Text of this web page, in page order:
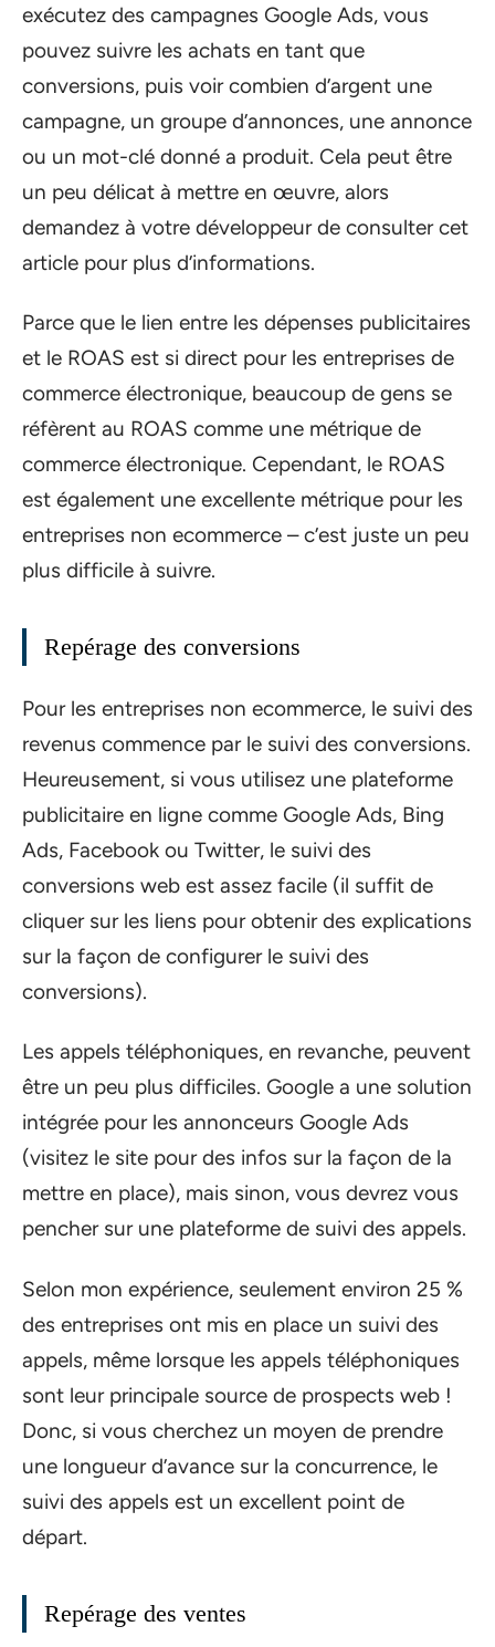
exécutez des campagnes Google Ads, vous
pouvez suivre les achats en tant que
conversions, puis voir combien d’argent une
campagne, un groupe d’annonces, une annonce
ou un mot-clé donné a produit. Cela peut être
un peu délicat à mettre en œuvre, alors
demandez à votre développeur de consulter cet
article pour plus d’informations.
Parce que le lien entre les dépenses publicitaires
et le ROAS est si direct pour les entreprises de
commerce électronique, beaucoup de gens se
réfèrent au ROAS comme une métrique de
commerce électronique. Cependant, le ROAS
est également une excellente métrique pour les
entreprises non ecommerce – c’est juste un peu
plus difficile à suivre.
Repérage des conversions
Pour les entreprises non ecommerce, le suivi des
revenus commence par le suivi des conversions.
Heureusement, si vous utilisez une plateforme
publicitaire en ligne comme Google Ads, Bing
Ads, Facebook ou Twitter, le suivi des
conversions web est assez facile (il suffit de
cliquer sur les liens pour obtenir des explications
sur la façon de configurer le suivi des
conversions).
Les appels téléphoniques, en revanche, peuvent
être un peu plus difficiles. Google a une solution
intégrée pour les annonceurs Google Ads
(visitez le site pour des infos sur la façon de la
mettre en place), mais sinon, vous devrez vous
pencher sur une plateforme de suivi des appels.
Selon mon expérience, seulement environ 25 %
des entreprises ont mis en place un suivi des
appels, même lorsque les appels téléphoniques
sont leur principale source de prospects web !
Donc, si vous cherchez un moyen de prendre
une longueur d’avance sur la concurrence, le
suivi des appels est un excellent point de
départ.
Repérage des ventes